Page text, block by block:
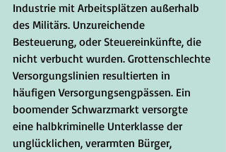
Industrie mit Arbeitsplätzen außerhalb
des Militärs. Unzureichende
Besteuerung, oder Steuereinkünfte, die
nicht verbucht wurden. Grottenschlechte
Versorgungslinien resultierten in
häufigen Versorgungsengpässen. Ein
boomender Schwarzmarkt versorgte
eine halbkriminelle Unterklasse der
unglücklichen, verarmten Bürger,